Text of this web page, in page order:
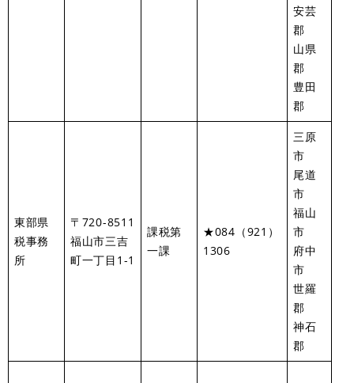
安芸
郡
山県
郡
豊田
郡
東部県
税事務
所
〒720-8511
福山市三吉
町一丁目1-1
課税第
一課
★084（921）
1306
三原
市
尾道
市
福山
市
府中
市
世羅
郡
神石
郡